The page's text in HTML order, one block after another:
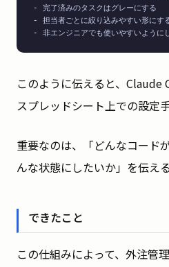
- 完了済みのタスクはグレーにする
- 担当者ごとに絞り込みやすい形にす
- 非エンジニアでも使いやすいように
このように伝えると、Claude
スプレッドシート上での設定
重要なのは、「どんなコード
んな状態にしたいか」を伝え
できたこと
この仕組みによって、外注管